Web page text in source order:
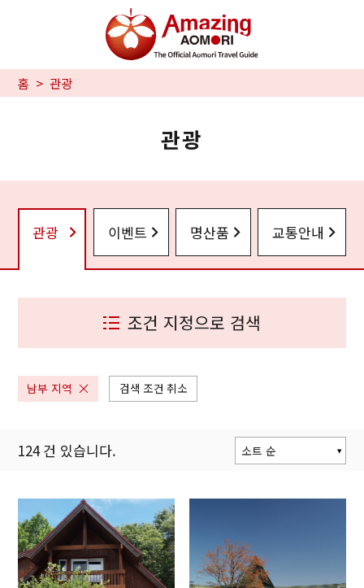
홈 관광
관광
관광 이벤트 명산품 교통안내
조건 지정으로 검색
남부 지역 검색 조건 취소
124건 있습니다.
소트 순
거리 순